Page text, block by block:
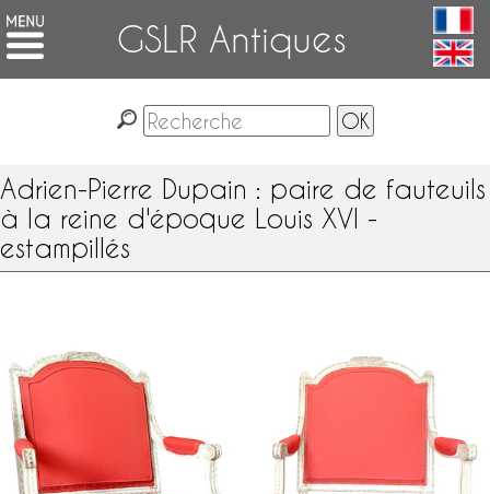
GSLR Antiques
Adrien-Pierre Dupain : paire de fauteuils
à la reine d'époque Louis XVI -
estampillés